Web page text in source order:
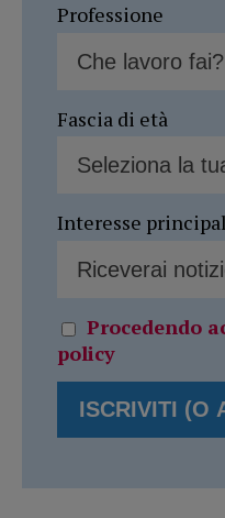
Professione
Fascia di età
Interesse
Procedendo
policy